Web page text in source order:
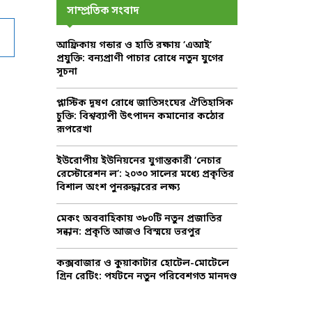
o
r
:
R
C
H
সাম্প্রতিক সংবাদ
আফ্রিকায় গন্ডার ও হাতি রক্ষায় ‘এআই’
প্রযুক্তি: বন্যপ্রাণী পাচার রোধে নতুন যুগের
সূচনা
প্লাস্টিক দূষণ রোধে জাতিসংঘের ঐতিহাসিক
চুক্তি: বিশ্বব্যাপী উৎপাদন কমানোর কঠোর
রূপরেখা
ইউরোপীয় ইউনিয়নের যুগান্তকারী ‘নেচার
রেস্টোরেশন ল’: ২০৩০ সালের মধ্যে প্রকৃতির
বিশাল অংশ পুনরুদ্ধারের লক্ষ্য
মেকং অববাহিকায় ৩৮০টি নতুন প্রজাতির
সন্ধান: প্রকৃতি আজও বিস্ময়ে ভরপুর
কক্সবাজার ও কুয়াকাটার হোটেল-মোটেলে
গ্রিন রেটিং: পর্যটনে নতুন পরিবেশগত মানদণ্ড